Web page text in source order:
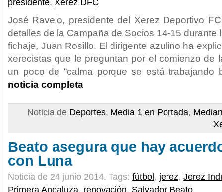
presidente, Xerez DFC
José Ravelo, presidente del Xerez Deportivo
detalles de la Campaña de Socios 14-15 durante
fichaje, Juan Rosillo. El dirigente azulino ha
xerecistas que le preguntan por el comienzo de
un poco de “calma porque se está trabajando
noticia completa
Noticia de Deportes, Media 1 en Portada,
Beato asegura que hay
con Luna
Noticia de 24 junio 2014. Tags: fútbol , jerez, Jerez
Primera Andaluza, renovación, Salvador Beato